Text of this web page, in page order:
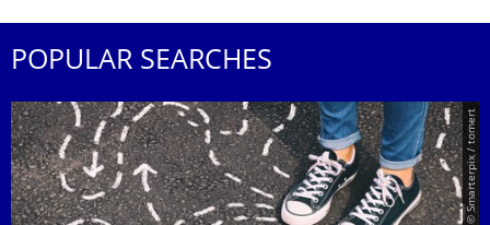
POPULAR SEARCHES
© Smarterpix / tomert